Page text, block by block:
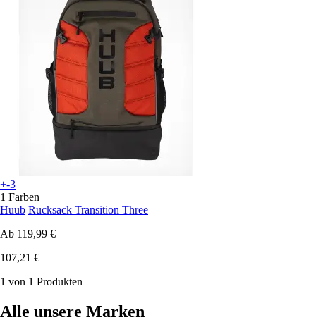
+-3
1 Farben
Huub Rucksack Transition Three
Ab 119,99 €
107,21 €
1 von 1 Produkten
Alle unsere Marken